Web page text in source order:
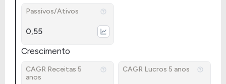
Passivos/Ativos
0,55
Crescimento
CAGR Receitas 5
anos
CAGR Lucros 5 anos